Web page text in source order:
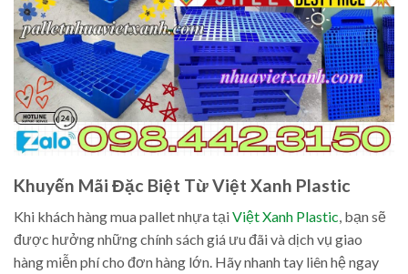
Khuyến Mãi Đặc Biệt Từ Việt Xanh Plastic
Khi khách hàng mua pallet nhựa tạiViệt Xanh Plastic, bạn sẽ
được hưởng những chính sách giá ưu đãi và dịch vụ giao
hàng miễn phí cho đơn hàng lớn. Hãy nhanh tay liên hệ ngay